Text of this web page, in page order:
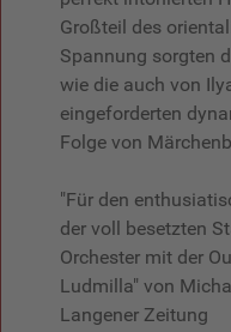
Großteil des
Spannung sorgten
wie die auch von
eingeforderten
Folge von
"Für den
der voll besetzten
Orchester mit der
Ludmilla" von
Langener Zeitung